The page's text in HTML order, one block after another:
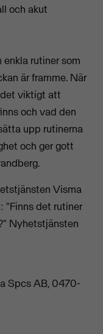
och akut
rutiner som
är framme. När
viktigt att
och vad den
upp rutinerna
och ger gott
Visma
"Finns det rutiner
Nyhetstjänsten
Spcs AB, 0470-